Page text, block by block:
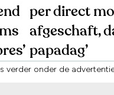
per direct
afgeschaft,
papadag’
verder onder de